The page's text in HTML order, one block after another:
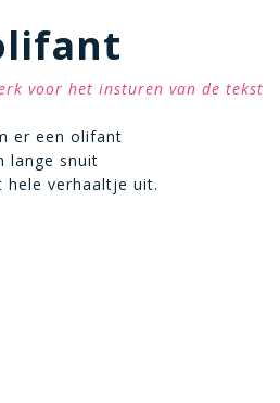
voor het insturen van de tekst
er een olifant
lange snuit
hele verhaaltje uit.